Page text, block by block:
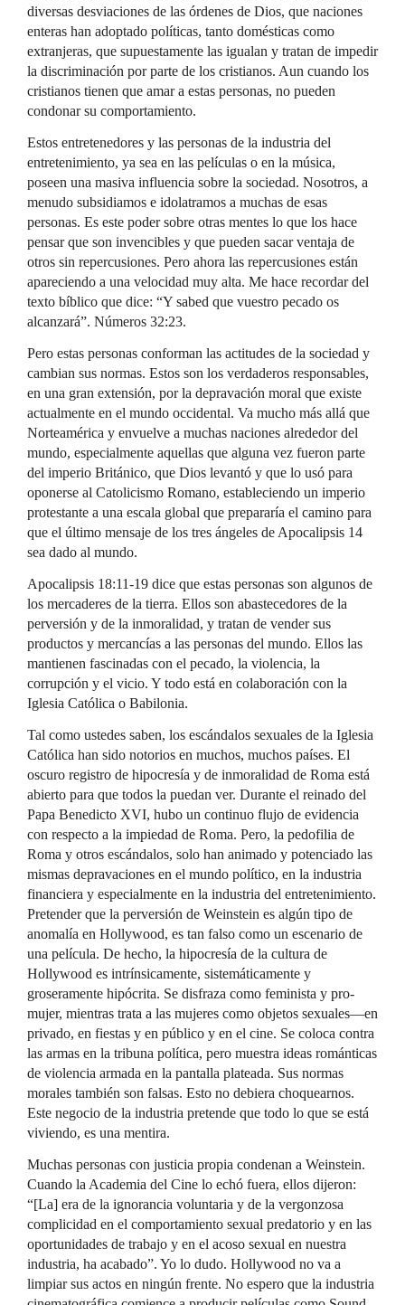
diversas desviaciones de las órdenes de Dios, que naciones
enteras han adoptado políticas, tanto domésticas como
extranjeras, que supuestamente las igualan y tratan de impedir
la discriminación por parte de los cristianos. Aun cuando los
cristianos tienen que amar a estas personas, no pueden
condonar su comportamiento.
Estos entretenedores y las personas de la industria del
entretenimiento, ya sea en las películas o en la música,
poseen una masiva influencia sobre la sociedad. Nosotros, a
menudo subsidiamos e idolatramos a muchas de esas
personas. Es este poder sobre otras mentes lo que los hace
pensar que son invencibles y que pueden sacar ventaja de
otros sin repercusiones. Pero ahora las repercusiones están
apareciendo a una velocidad muy alta. Me hace recordar del
texto bíblico que dice: “Y sabed que vuestro pecado os
alcanzará”. Números 32:23.
Pero estas personas conforman las actitudes de la sociedad y
cambian sus normas. Estos son los verdaderos responsables,
en una gran extensión, por la depravación moral que existe
actualmente en el mundo occidental. Va mucho más allá que
Norteamérica y envuelve a muchas naciones alrededor del
mundo, especialmente aquellas que alguna vez fueron parte
del imperio Británico, que Dios levantó y que lo usó para
oponerse al Catolicismo Romano, estableciendo un imperio
protestante a una escala global que prepararía el camino para
que el último mensaje de los tres ángeles de Apocalipsis 14
sea dado al mundo.
Apocalipsis 18:11-19 dice que estas personas son algunos de
los mercaderes de la tierra. Ellos son abastecedores de la
perversión y de la inmoralidad, y tratan de vender sus
productos y mercancías a las personas del mundo. Ellos las
mantienen fascinadas con el pecado, la violencia, la
corrupción y el vicio. Y todo está en colaboración con la
Iglesia Católica o Babilonia.
Tal como ustedes saben, los escándalos sexuales de la Iglesia
Católica han sido notorios en muchos, muchos países. El
oscuro registro de hipocresía y de inmoralidad de Roma está
abierto para que todos la puedan ver. Durante el reinado del
Papa Benedicto XVI, hubo un continuo flujo de evidencia
con respecto a la impiedad de Roma. Pero, la pedofilia de
Roma y otros escándalos, solo han animado y potenciado las
mismas depravaciones en el mundo político, en la industria
financiera y especialmente en la industria del entretenimiento.
Pretender que la perversión de Weinstein es algún tipo de
anomalía en Hollywood, es tan falso como un escenario de
una película. De hecho, la hipocresía de la cultura de
Hollywood es intrínsicamente, sistemáticamente y
groseramente hipócrita. Se disfraza como feminista y pro-
mujer, mientras trata a las mujeres como objetos sexuales—en
privado, en fiestas y en público y en el cine. Se coloca contra
las armas en la tribuna política, pero muestra ideas románticas
de violencia armada en la pantalla plateada. Sus normas
morales también son falsas. Esto no debiera choquearnos.
Este negocio de la industria pretende que todo lo que se está
viviendo, es una mentira.
Muchas personas con justicia propia condenan a Weinstein.
Cuando la Academia del Cine lo echó fuera, ellos dijeron:
“[La] era de la ignorancia voluntaria y de la vergonzosa
complicidad en el comportamiento sexual predatorio y en las
oportunidades de trabajo y en el acoso sexual en nuestra
industria, ha acabado”. Yo lo dudo. Hollywood no va a
limpiar sus actos en ningún frente. No espero que la industria